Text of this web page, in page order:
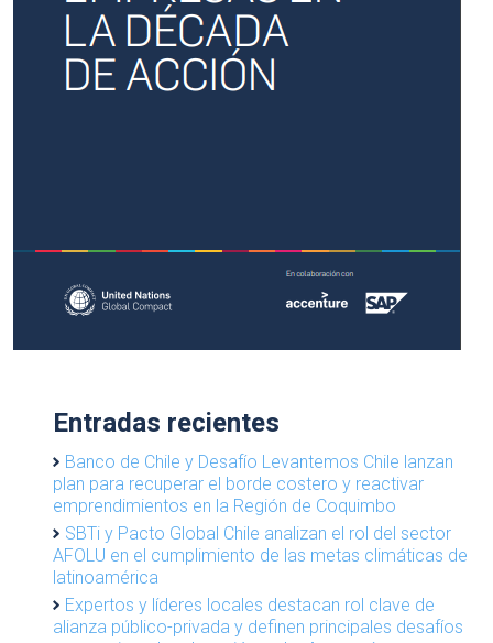
Entradas recientes
Banco de Chile y Desafío Levantemos Chile lanzan
plan para recuperar el borde costero y reactivar
emprendimientos en la Región de Coquimbo
SBTi y Pacto Global Chile analizan el rol del sector
AFOLU en el cumplimiento de las metas climáticas de
latinoamérica
Expertos y líderes locales destacan rol clave de
alianza público-privada y definen principales desafíos